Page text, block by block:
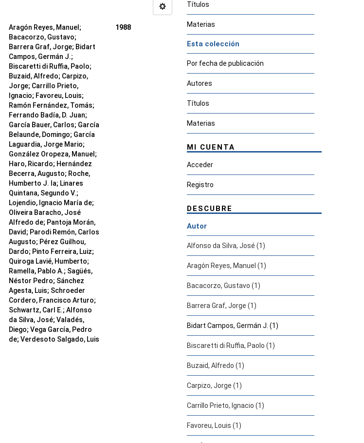
Aragón Reyes, Manuel;
Bacacorzo, Gustavo;
Barrera Graf, Jorge; Bidart
Campos, Germán J.;
Biscaretti di Ruffia, Paolo;
Buzaid, Alfredo; Carpizo,
Jorge; Carrillo Prieto,
Ignacio; Favoreu, Louis;
Ramón Fernández, Tomás;
Ferrando Badía, D. Juan;
García Bauer, Carlos; García
Belaunde, Domingo; García
Laguardia, Jorge Mario;
González Oropeza, Manuel;
Haro, Ricardo; Hernández
Becerra, Augusto; Roche,
Humberto J. la; Linares
Quintana, Segundo V.;
Lojendio, Ignacio María de;
Oliveira Baracho, José
Alfredo de; Pantoja Morán,
David; Parodi Remón, Carlos
Augusto; Pérez Guilhou,
Dardo; Pinto Ferreira, Luiz;
Quiroga Lavié, Humberto;
Ramella, Pablo A.; Sagüés,
Néstor Pedro; Sánchez
Agesta, Luis; Schroeder
Cordero, Francisco Arturo;
Schwartz, Carl E.; Alfonso
da Silva, José; Valadés,
Diego; Vega García, Pedro
de; Verdesoto Salgado, Luis
1988
Títulos
Materias
Esta colección
Por fecha de publicación
Autores
Títulos
Materias
MI CUENTA
Acceder
Registro
DESCUBRE
Autor
Alfonso da Silva, José (1)
Aragón Reyes, Manuel (1)
Bacacorzo, Gustavo (1)
Barrera Graf, Jorge (1)
Bidart Campos, Germán J. (1)
Biscaretti di Ruffia, Paolo (1)
Buzaid, Alfredo (1)
Carpizo, Jorge (1)
Carrillo Prieto, Ignacio (1)
Favoreu, Louis (1)